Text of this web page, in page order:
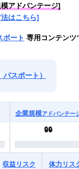
アドバンテージ]
はこちら]
ポート 専用コンテンツ
パスポート）
企業規模アドバンテー
🔒🔒
収益リスク
体力リス